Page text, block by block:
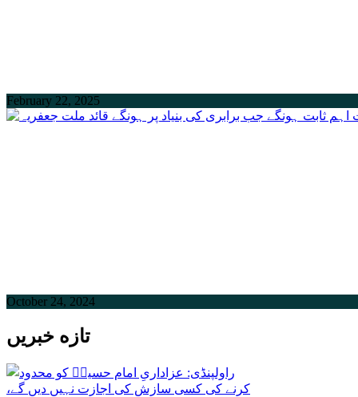
February 22, 2025
October 24, 2024
تازه خبریں